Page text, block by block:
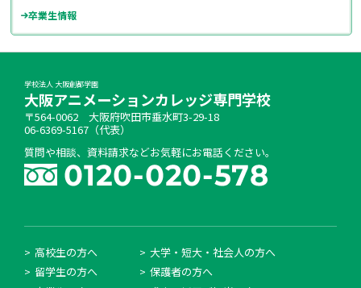
卒業生情報
学校法人 大阪創都学園
大阪アニメーションカレッジ専門学校
〒564-0062 大阪府吹田市垂水町3-29-18
06-6369-5167（代表）
質問や相談、資料請求などお気軽にお電話ください。
高校生の方へ
大学・短大・社会人の方へ
留学生の方へ
保護者の方へ